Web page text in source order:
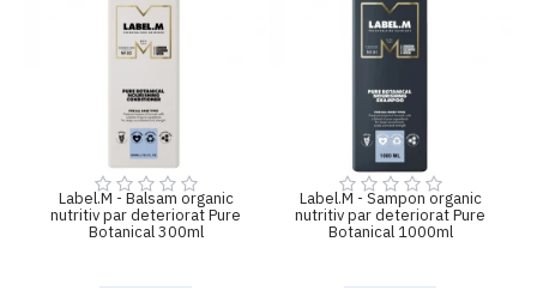
Label.M - Balsam organic
nutritiv par deteriorat Pure
Botanical 300ml
Label.M - Sampon organic
nutritiv par deteriorat Pure
Botanical 1000ml